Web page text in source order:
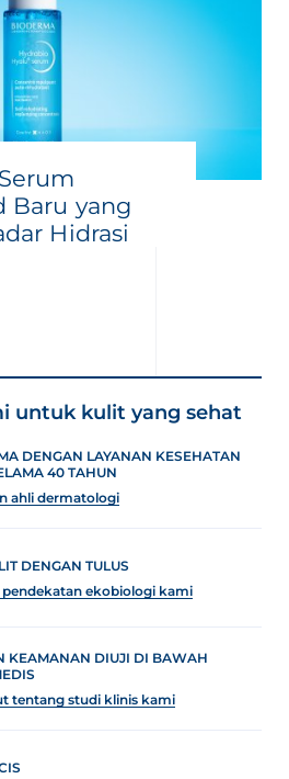
Baru yang
Hidrasi
untuk kulit yang sehat
DENGAN LAYANAN KESEHATAN
40 TAHUN
ahli dermatologi
DENGAN TULUS
ekobiologi kami
KEAMANAN DIUJI DI BAWAH
tentang studi klinis kami